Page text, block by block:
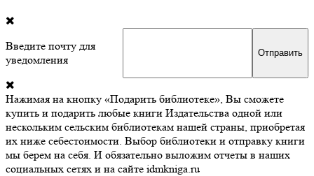
Введите почту для
уведомления
Нажимая на кнопку «Подарить библиотеке», Вы сможете
купить и подарить любые книги Издательства одной или
нескольким сельским библиотекам нашей страны, приобретая
их ниже себестоимости. Выбор библиотеки и отправку книги
мы берем на себя. И обязательно выложим отчеты в наших
социальных сетях и на сайте idmkniga.ru